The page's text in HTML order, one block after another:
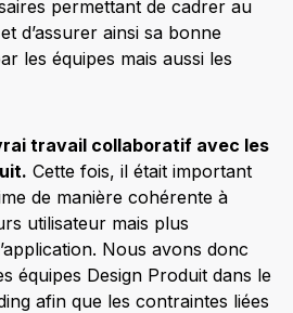
permettant de cadrer au
d’assurer ainsi sa bonne
les équipes mais aussi les
travail collaboratif avec les
Cette fois, il était important
de manière cohérente à
utilisateur mais plus
Nous avons donc
équipes Design Produit dans le
afin que les contraintes liées